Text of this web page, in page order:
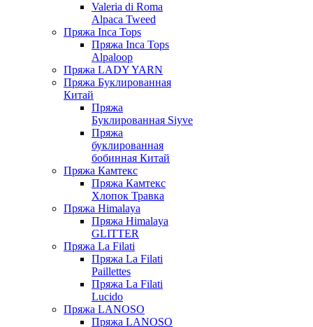
Valeria di Roma
Alpaca Tweed
Пряжа Inca Tops
Пряжа Inca Tops
Alpaloop
Пряжа LADY YARN
Пряжа Буклированная
Китай
Пряжа
Буклированная Siyve
Пряжа
буклированная
бобинная Китай
Пряжа Камтекс
Пряжа Камтекс
Хлопок Травка
Пряжа Himalaya
Пряжа Himalaya
GLITTER
Пряжа La Filati
Пряжа La Filati
Paillettes
Пряжа La Filati
Lucido
Пряжа LANOSO
Пряжа LANOSO